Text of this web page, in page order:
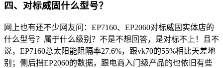
四、对标威固什么型号？
网上也有还不少网友问：EP7160、EP2060对标威固实体店的
什么型号？属于什么级别？不是不想回答，是对标不上！且不
说，EP7160总太阳能阻隔率27.6%，跟vk70的55%相比天差地
别；侧后挡EP2060的数据，跟电商入门级产品的也依旧有些